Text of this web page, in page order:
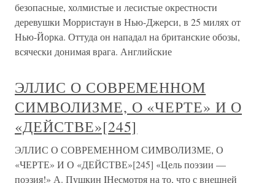
безопасные, холмистые и лесистые окрестности
деревушки Морристаун в Нью-Джерси, в 25 милях от
Нью-Йорка. Оттуда он нападал на британские обозы,
всячески донимая врага. Английские
ЭЛЛИС О СОВРЕМЕННОМ
СИМВОЛИЗМЕ, О «ЧЕРТЕ» И О
«ДЕЙСТВЕ»[245]
ЭЛЛИС О СОВРЕМЕННОМ СИМВОЛИЗМЕ, О
«ЧЕРТЕ» И О «ДЕЙСТВЕ»[245] «Цель поэзии —
поэзия!» А. Пушкин IНесмотря на то, что с внешней